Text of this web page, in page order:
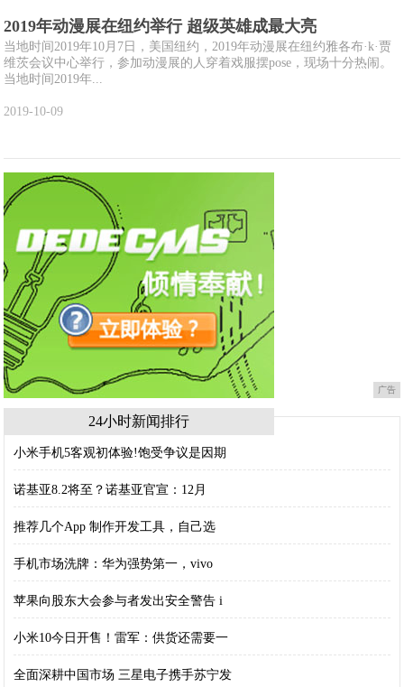
2019年动漫展在纽约举行 超级英雄成最大亮
当地时间2019年10月7日，美国纽约，2019年动漫展在纽约雅各布·k·贾
维茨会议中心举行，参加动漫展的人穿着戏服摆pose，现场十分热闹。
当地时间2019年...
2019-10-09
广告
24小时新闻排行
小米手机5客观初体验!饱受争议是因期
诺基亚8.2将至？诺基亚官宣：12月
推荐几个App 制作开发工具，自己选
手机市场洗牌：华为强势第一，vivo
苹果向股东大会参与者发出安全警告 i
小米10今日开售！雷军：供货还需要一
全面深耕中国市场 三星电子携手苏宁发